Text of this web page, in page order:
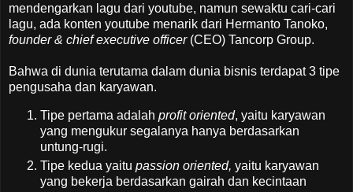
mendengarkan lagu dari youtube, namun sewaktu cari-cari
lagu, ada konten youtube menarik dari Hermanto Tanoko,
founder & chief executive officer (CEO) Tancorp Group.
Bahwa di dunia terutama dalam dunia bisnis terdapat 3 tipe
pengusaha dan karyawan.
Tipe pertama adalah profit oriented, yaitu karyawan
yang mengukur segalanya hanya berdasarkan
untung-rugi.
Tipe kedua yaitu passion oriented, yaitu karyawan
yang bekerja berdasarkan gairah dan kecintaan